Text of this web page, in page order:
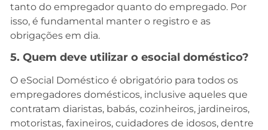
tanto do empregador quanto do empregado. Por
isso, é fundamental manter o registro e as
obrigações em dia.
5. Quem deve utilizar o esocial doméstico?
O eSocial Doméstico é obrigatório para todos os
empregadores domésticos, inclusive aqueles que
contratam diaristas, babás, cozinheiros, jardineiros,
motoristas, faxineiros, cuidadores de idosos, dentre